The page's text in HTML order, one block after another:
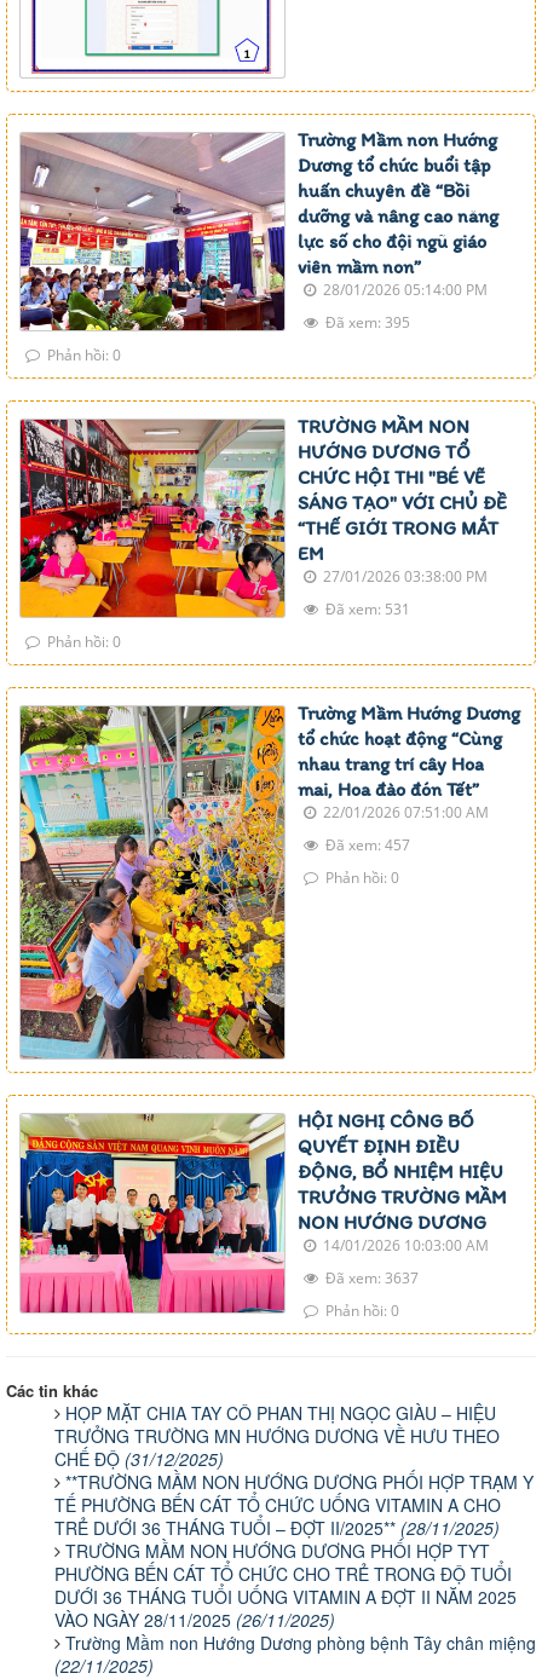
Trường Mầm non Hướng
Dương tổ chức buổi tập
huấn chuyên đề “Bồi
dưỡng và nâng cao năng
lực số cho đội ngũ giáo
viên mầm non”
28/01/2026 05:14:00 PM
Đã xem: 395
Phản hồi: 0
TRƯỜNG MẦM NON
HƯỚNG DƯƠNG TỔ
CHỨC HỘI THI "BÉ VẼ
SÁNG TẠO" VỚI CHỦ ĐỀ
“THẾ GIỚI TRONG MẮT
EM
27/01/2026 03:38:00 PM
Đã xem: 531
Phản hồi: 0
Trường Mầm Hướng Dương
tổ chức hoạt động “Cùng
nhau trang trí cây Hoa
mai, Hoa đào đón Tết”
22/01/2026 07:51:00 AM
Đã xem: 457
Phản hồi: 0
HỘI NGHỊ CÔNG BỐ
QUYẾT ĐỊNH ĐIỀU
ĐỘNG, BỔ NHIỆM HIỆU
TRƯỞNG TRƯỜNG MẦM
NON HƯỚNG DƯƠNG
14/01/2026 10:03:00 AM
Đã xem: 3637
Phản hồi: 0
Các tin khác
HỌP MẶT CHIA TAY CÔ PHAN THỊ NGỌC GIÀU – HIỆU
TRƯỞNG TRƯỜNG MN HƯỚNG DƯƠNG VỀ HƯU THEO
CHẾ ĐỘ (31/12/2025)
**TRƯỜNG MẦM NON HƯỚNG DƯƠNG PHỐI HỢP TRẠM Y
TẾ PHƯỜNG BẾN CÁT TỔ CHỨC UỐNG VITAMIN A CHO
TRẺ DƯỚI 36 THÁNG TUỔI – ĐỢT II/2025** (28/11/2025)
TRƯỜNG MẦM NON HƯỚNG DƯƠNG PHỐI HỢP TYT
PHƯỜNG BẾN CÁT TỔ CHỨC CHO TRẺ TRONG ĐỘ TUỔI
DƯỚI 36 THÁNG TUỔI UỐNG VITAMIN A ĐỢT II NĂM 2025
VÀO NGÀY 28/11/2025 (26/11/2025)
Trường Mầm non Hướng Dương phòng bệnh Tây chân miệng
(22/11/2025)